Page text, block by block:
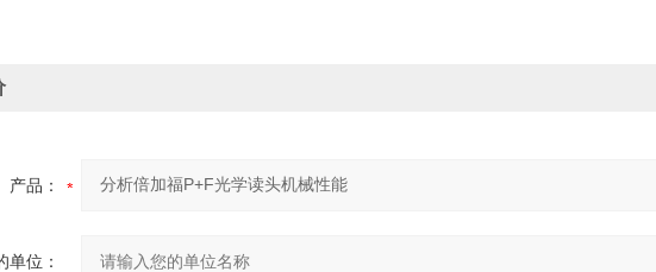
产品：
单位：